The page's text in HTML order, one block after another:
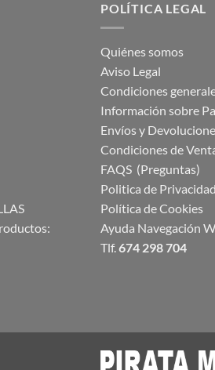
POLÍTICA LEGAL
Quiénes somos
Aviso Legal
Condiciones
Información sobre
Envíos y
Condiciones de
FAQS (Preguntas)
Politica de Privacidad
Política de Cookies
Ayuda Navegación
Tlf. 674 298 704